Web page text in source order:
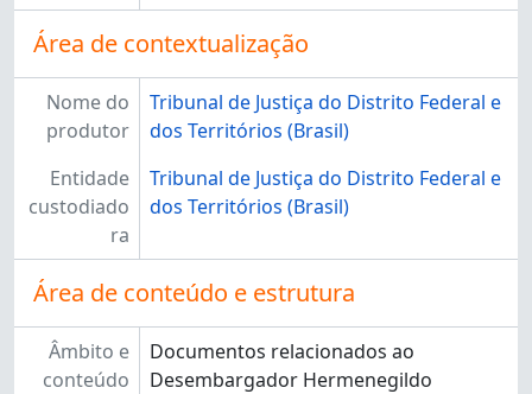
Área de contextualização
Nome do
produtor
Tribunal de Justiça do Distrito Federal e
dos Territórios (Brasil)
Entidade
custodiado
ra
Tribunal de Justiça do Distrito Federal e
dos Territórios (Brasil)
Área de conteúdo e estrutura
Âmbito e
conteúdo
Documentos relacionados ao
Desembargador Hermenegildo